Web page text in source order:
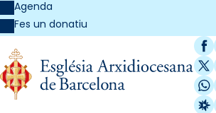
Agenda
Fes un donatiu
X /